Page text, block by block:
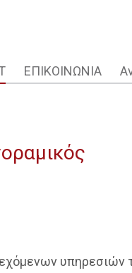
ΕΠΙΚΟΙΝΩΝΙΑ